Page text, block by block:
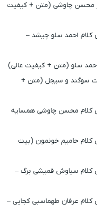
محسن چاوشی (متن + کیفیت
کلام احمد سلو چیشد –
سلو (متن + کیفیت عالی)
سوگند و سیجل (متن +
کلام محسن چاوشی همسایه
کلام حامیم خونمون (بیت
کلام سیاوش قمیشی برگ –
کلام عرفان طهماسبی کجایی –